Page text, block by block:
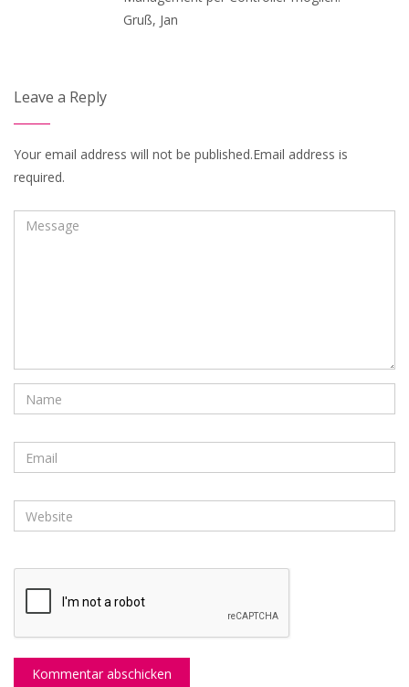
Gruß, Jan
Leave a Reply
Your email address will not be published.Email address is
required.